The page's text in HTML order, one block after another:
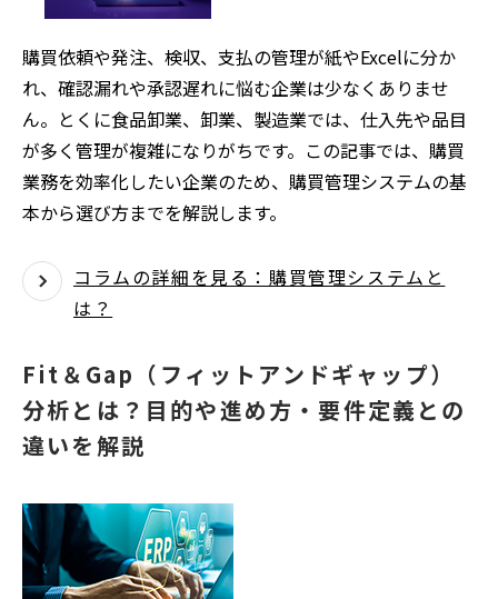
購買依頼や発注、検収、支払の管理が紙やExcelに分か
れ、確認漏れや承認遅れに悩む企業は少なくありませ
ん。とくに食品卸業、卸業、製造業では、仕入先や品目
が多く管理が複雑になりがちです。この記事では、購買
業務を効率化したい企業のため、購買管理システムの基
本から選び方までを解説します。
コラムの詳細を見る：購買管理システムと
は？
Fit＆Gap（フィットアンドギャップ）
分析とは？目的や進め方・要件定義との
違いを解説